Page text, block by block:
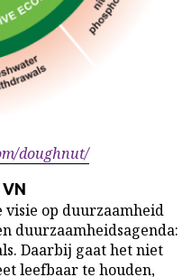
doughnut/
visie op duurzaamheid
duurzaamheidsagenda:
Daarbij gaat het niet
leefbaar te houden,